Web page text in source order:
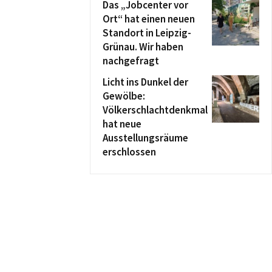
Das „Jobcenter vor
Ort“ hat einen neuen
Standort in Leipzig-
Grünau. Wir haben
nachgefragt
Licht ins Dunkel der
Gewölbe:
Völkerschlachtdenkmal
hat neue
Ausstellungsräume
erschlossen